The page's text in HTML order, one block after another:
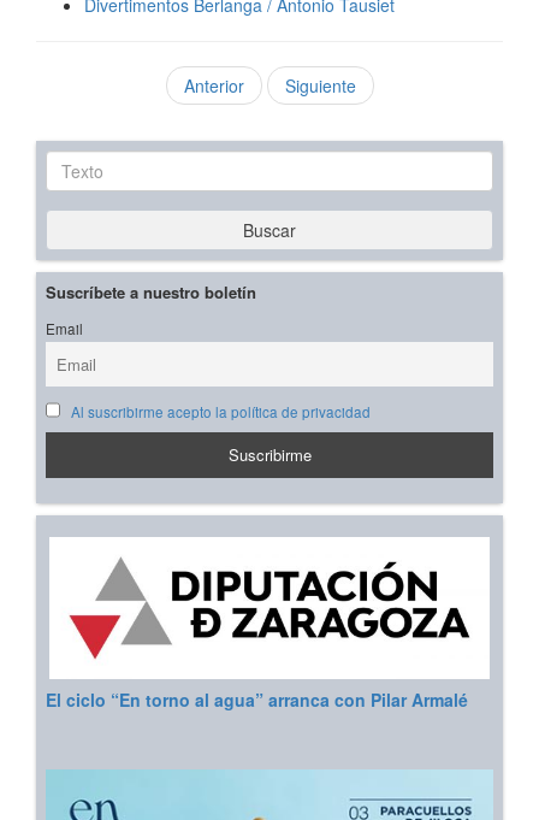
Divertimentos Berlanga / Antonio Tausiet
Anterior Siguiente
Texto
Buscar
Suscríbete a nuestro boletín
Email
Al suscribirme acepto la política de privacidad
El ciclo “En torno al agua” arranca con Pilar Armalé